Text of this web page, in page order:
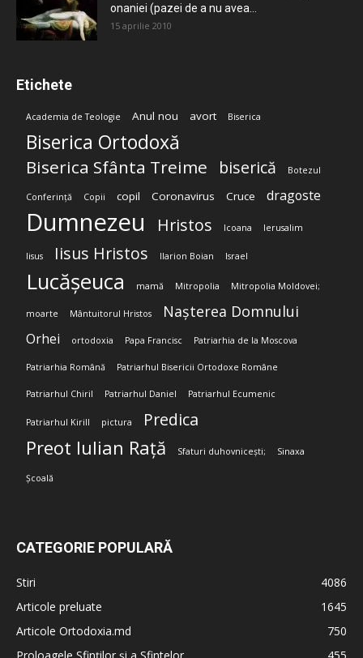
onaniei (pazei de a nu avea...
15 aprilie 2010
Etichete
Academia de Teologie Anul nou avort Biserica
Biserica Ortodoxă
Biserica Sfânta Treime biserică Botezul
Conferință Copii copil Coronavirus Cruce dragoste
Dumnezeu Hristos Icoana Ierusalim
Iisus Iisus Hristos Ilarion Boian Israel
Lucășeuca mamă Mitropolia Mitropolia Moldovei;
moarte Mântuitorul Hristos Nașterea Domnului
Orhei ortodoxia Papa Francisc Patriarhia de la Moscova
Patriarhia Română Patriarhul Bisericii Ortodoxe Române
Patriarhul Chiril Patriarhul Daniel Patriarhul Ecumenic
Patriarhul Kirill pictura Predica
Preot Iulian Rață Sfaturi duhovnicești; Sinaxa
Școală
CATEGORIE POPULARĂ
Stiri
4086
Articole preluate
1645
Articole Ortodoxia.md
750